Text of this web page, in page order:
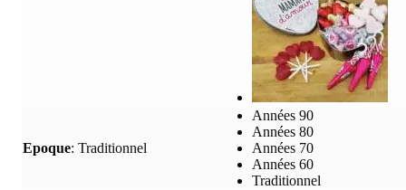
Epoque: Traditionnel
Années 90
Années 80
Années 70
Années 60
Traditionnel